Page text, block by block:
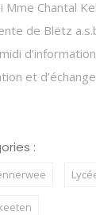
Mme Chantal
de Blëtz
et
: